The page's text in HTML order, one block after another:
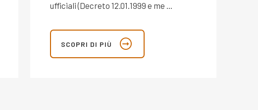
ufficiali (Decreto 12.01.1999 e me ...
SCOPRI DI PIÙ